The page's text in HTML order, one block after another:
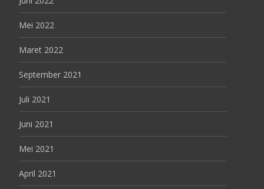
Mei 2022
Maret 2022
September 2021
Juli 2021
Juni 2021
Mei 2021
April 2021